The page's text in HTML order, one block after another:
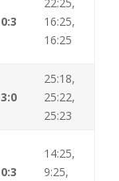
0:3
16:25,
16:25
3:0
25:18,
25:22,
25:23
0:3
14:25,
9:25,